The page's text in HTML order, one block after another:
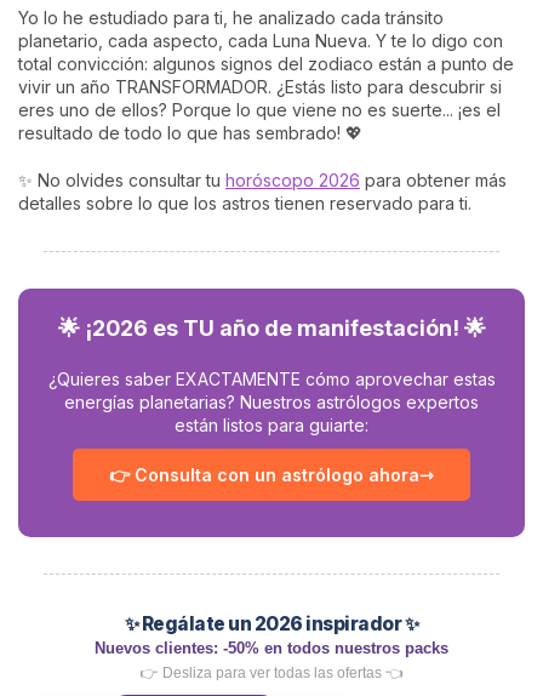
Yo lo he estudiado para ti, he analizado cada tránsito
planetario, cada aspecto, cada Luna Nueva. Y te lo digo con
total convicción: algunos signos del zodiaco están a punto de
vivir un año TRANSFORMADOR. ¿Estás listo para descubrir si
eres uno de ellos? Porque lo que viene no es suerte... ¡es el
resultado de todo lo que has sembrado! 💖
✨ No olvides consultar tu horóscopo 2026 para obtener más
detalles sobre lo que los astros tienen reservado para ti.
🌟 ¡2026 es TU año de manifestación! 🌟
¿Quieres saber EXACTAMENTE cómo aprovechar estas
energías planetarias? Nuestros astrólogos expertos
están listos para guiarte:
👉 Consulta con un astrólogo ahora
✨ Regálate un 2026 inspirador ✨
Nuevos clientes: -50% en todos nuestros packs
👉 Desliza para ver todas las ofertas 👈